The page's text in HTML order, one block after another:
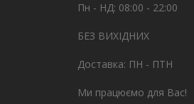
Пн - НД: 08:00 - 22:00
БЕЗ ВИХІДНИХ
Доставка: ПН - ПТН
Ми працюємо для Вас!